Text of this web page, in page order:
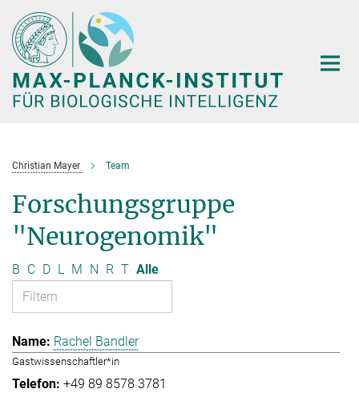
Hauptinhalt
Christian Mayer Team
Forschungsgruppe
"Neurogenomik"
B C D L M N R T Alle
Rachel Bandler
Gastwissenschaftler*in
+49 89 8578 3781